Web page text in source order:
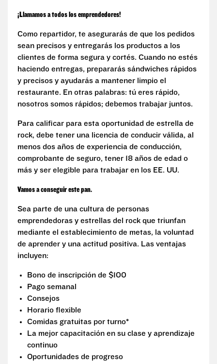
¡Llamamos a todos los emprendedores!
Como repartidor, te asegurarás de que los pedidos
sean precisos y entregarás los productos a los
clientes de forma segura y cortés. Cuando no estés
haciendo entregas, prepararás sándwiches rápidos
y precisos y ayudarás a mantener limpio el
restaurante. En otras palabras: tú eres rápido,
nosotros somos rápidos; debemos trabajar juntos.
Para calificar para esta oportunidad de estrella de
rock, debe tener una licencia de conducir válida, al
menos dos años de experiencia de conducción,
comprobante de seguro, tener 18 años de edad o
más y ser elegible para trabajar en los EE. UU.
Vamos a conseguir este pan.
Sea parte de una cultura de personas
emprendedoras y estrellas del rock que triunfan
mediante el establecimiento de metas, la voluntad
de aprender y una actitud positiva. Las ventajas
incluyen:
Bono de inscripción de $100
Pago semanal
Consejos
Horario flexible
Comidas gratuitas por turno*
La mejor capacitación en su clase y aprendizaje
continuo
Oportunidades de progreso